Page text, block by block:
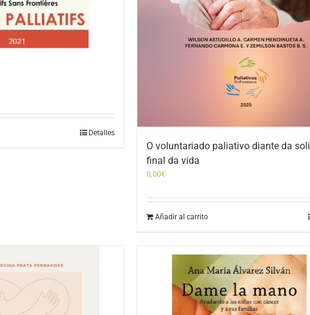
Detalles
O voluntariado paliativo diante da
final da vida
0,00€
Añadir al carrito